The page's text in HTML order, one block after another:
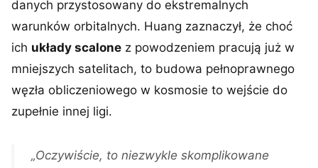
danych przystosowany do ekstremalnych
warunków orbitalnych. Huang zaznaczył, że choć
ich układy scalone z powodzeniem pracują już w
mniejszych satelitach, to budowa pełnoprawnego
węzła obliczeniowego w kosmosie to wejście do
zupełnie innej ligi.
„Oczywiście, to niezwykle skomplikowane